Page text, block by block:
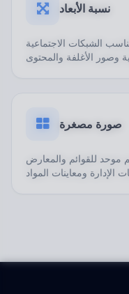
نسبة الأبعاد
الشبكات الاجتماعية
صورة مصغرة
للقوائم والمعارض